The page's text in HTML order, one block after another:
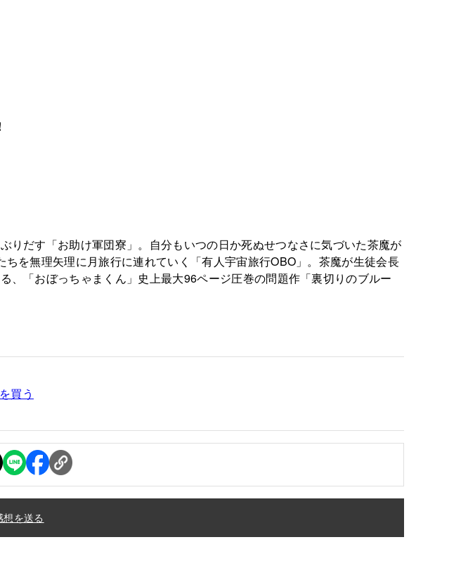
だす「お助け軍団寮」。自分もいつの日か死ぬせつなさに気づいた茶魔が
を無理矢理に月旅行に連れていく「有人宇宙旅行OBO」。茶魔が生徒会長
「おぼっちゃまくん」史上最大96ページ圧巻の問題作「裏切りのブルー
買う
想を送る